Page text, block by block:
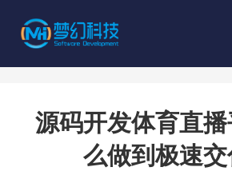
源码开发体育直
么做到极速交